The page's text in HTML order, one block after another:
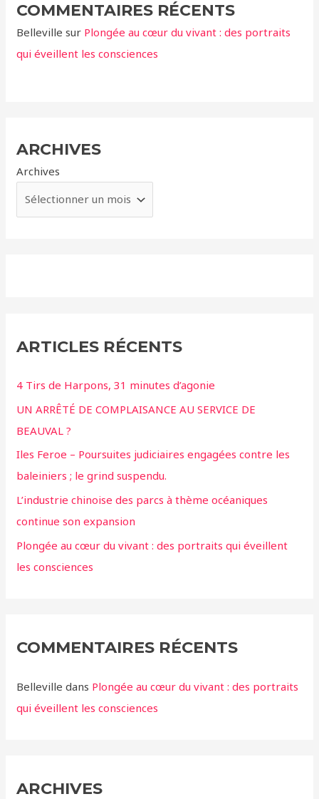
COMMENTAIRES RÉCENTS
Belleville sur Plongée au cœur du vivant : des portraits
qui éveillent les consciences
ARCHIVES
Archives
ARTICLES RÉCENTS
4 Tirs de Harpons, 31 minutes d’agonie
UN ARRÊTÉ DE COMPLAISANCE AU SERVICE DE
BEAUVAL ?
Iles Feroe – Poursuites judiciaires engagées contre les
baleiniers ; le grind suspendu.
L’industrie chinoise des parcs à thème océaniques
continue son expansion
Plongée au cœur du vivant : des portraits qui éveillent
les consciences
COMMENTAIRES RÉCENTS
Belleville dans Plongée au cœur du vivant : des portraits
qui éveillent les consciences
ARCHIVES